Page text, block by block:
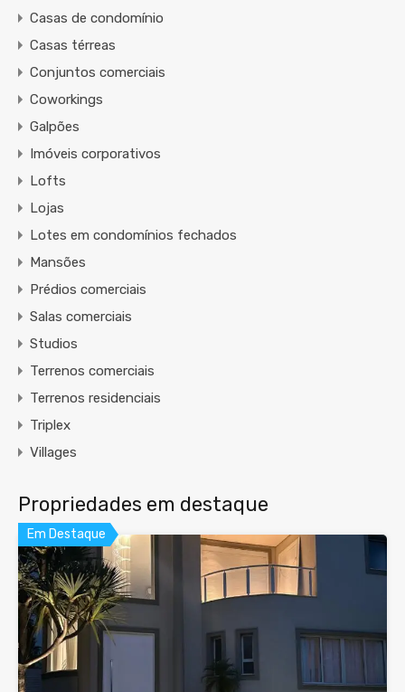
Casas de condomínio
Casas térreas
Conjuntos comerciais
Coworkings
Galpões
Imóveis corporativos
Lofts
Lojas
Lotes em condomínios fechados
Mansões
Prédios comerciais
Salas comerciais
Studios
Terrenos comerciais
Terrenos residenciais
Triplex
Villages
Propriedades em destaque
Em Destaque